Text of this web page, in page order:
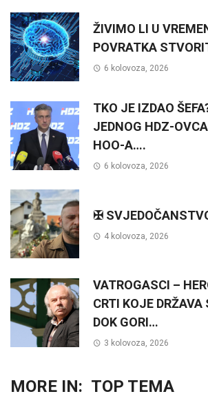
ŽIVIMO LI U
POVRATKA
6 kolovoza, 2026
TKO JE IZDAO
JEDNOG HDZ-
HOO-A….
6 kolovoza, 2026
✠
4 kolovoza, 2026
VATROGASCI –
CRTI KOJE
DOK GORI…
3 kolovoza, 2026
MORE IN: TOP TEMA